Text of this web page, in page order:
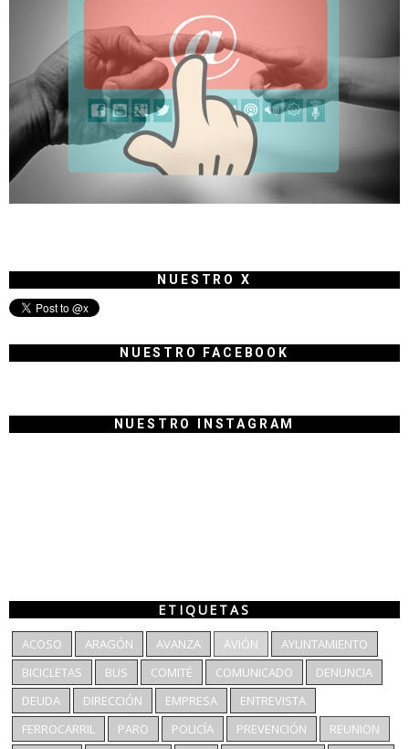
NUESTRO X
NUESTRO FACEBOOK
NUESTRO INSTAGRAM
ETIQUETAS
ACOSO ARAGÓN AVANZA AVIÓN
AYUNTAMIENTO
BICICLETAS
BUS COMITÉ COMUNICADO
DENUNCIA
DEUDA
DIRECCIÓN EMPRESA
ENTREVISTA
FERROCARRIL
PARO POLICÍA PREVENCIÓN
REUNION